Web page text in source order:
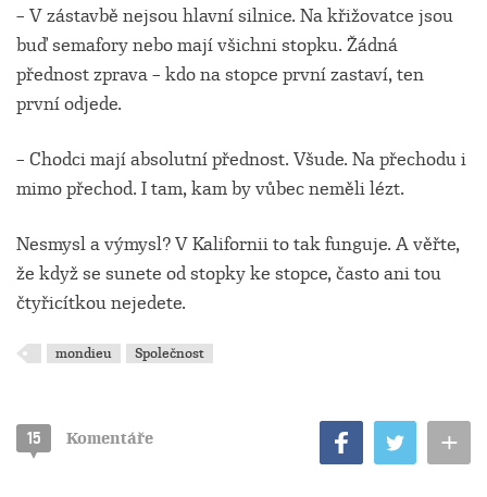
– V zástavbě nejsou hlavní silnice. Na křižovatce jsou
buď semafory nebo mají všichni stopku. Žádná
přednost zprava – kdo na stopce první zastaví, ten
první odjede.
– Chodci mají absolutní přednost. Všude. Na přechodu i
mimo přechod. I tam, kam by vůbec neměli lézt.
Nesmysl a výmysl? V Kalifornii to tak funguje. A věřte,
že když se sunete od stopky ke stopce, často ani tou
čtyřicítkou nejedete.
mondieu Společnost
15 Komentáře +